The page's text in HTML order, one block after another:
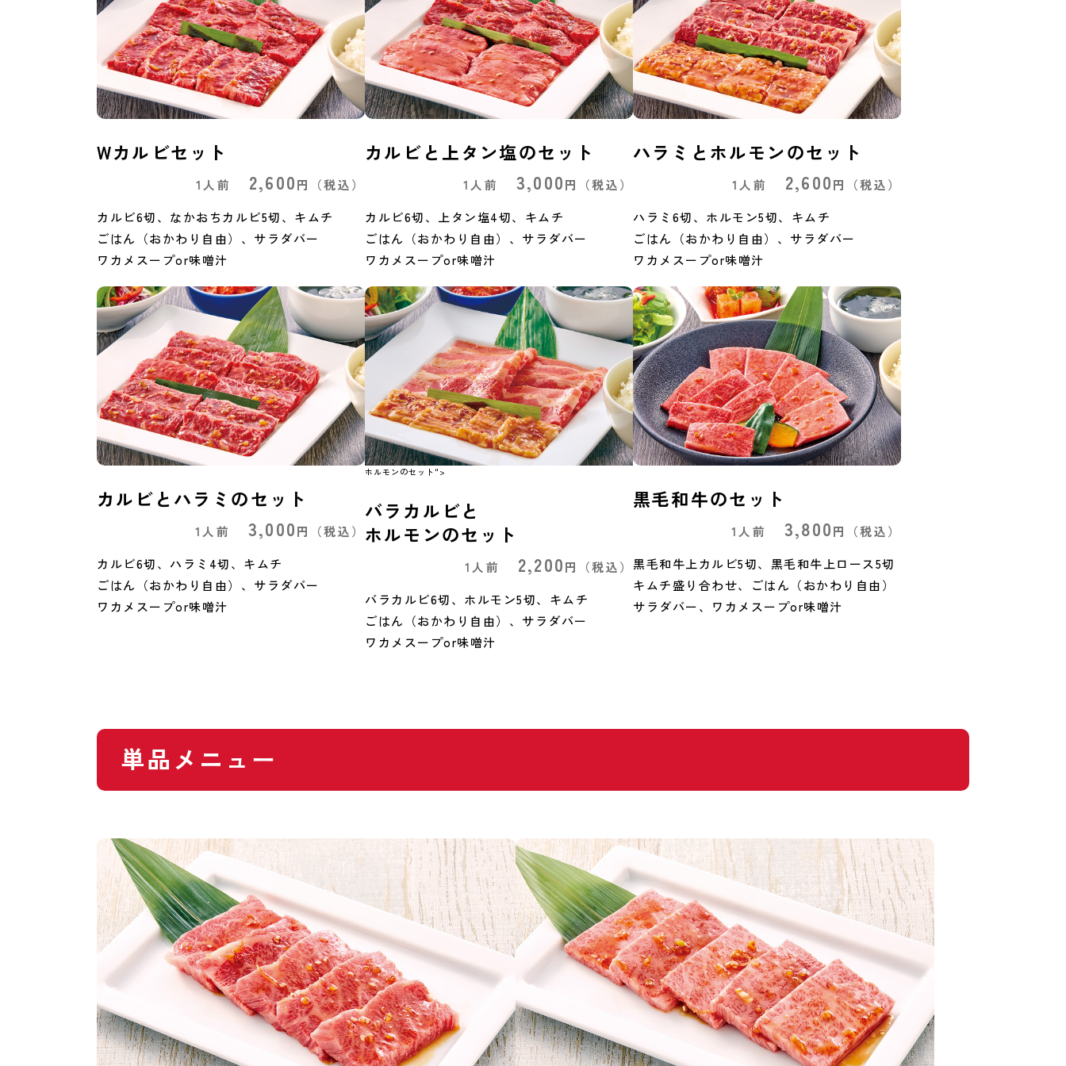
Wカルビセット
1人前 2,600円
（税込）
カルビ6切、なかおちカルビ5切、キムチ
ごはん（おかわり自由）、サラダバー
ワカメスープor味噌汁
カルビと上タン塩のセット
1人前 3,000円
（税込）
カルビ6切、上タン塩4切、キムチ
ごはん（おかわり自由）、サラダバー
ワカメスープor味噌汁
ハラミとホルモンのセット
1人前 2,600円
（税込）
ハラミ6切、ホルモン5切、キムチ
ごはん（おかわり自由）、サラダバー
ワカメスープor味噌汁
カルビとハラミのセット
1人前 3,000円
（税込）
カルビ6切、ハラミ4切、キムチ
ごはん（おかわり自由）、サラダバー
ワカメスープor味噌汁
ホルモンのセット">
バラカルビと
ホルモンのセット
1人前 2,200円
（税込）
バラカルビ6切、ホルモン5切、キムチ
ごはん（おかわり自由）、サラダバー
ワカメスープor味噌汁
黒毛和牛のセット
1人前 3,800円
（税込）
黒毛和牛上カルビ5切、黒毛和牛上ロース5切
キムチ盛り合わせ、ごはん（おかわり自由）
サラダバー、ワカメスープor味噌汁
単品メニュー